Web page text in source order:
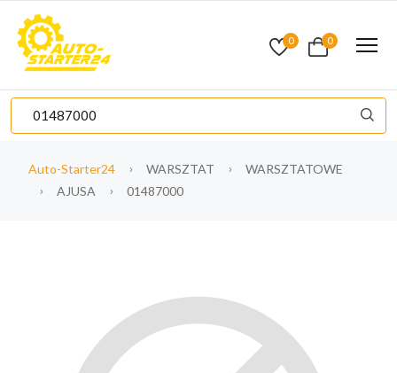
0 0
Auto-Starter24 WARSZTAT
WARSZTATOWE
AJUSA
01487000